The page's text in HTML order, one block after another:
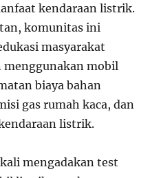
kendaraan listrik.
komunitas ini
masyarakat
mobil
biaya bahan
gas rumah kaca, dan
listrik.
mengadakan test